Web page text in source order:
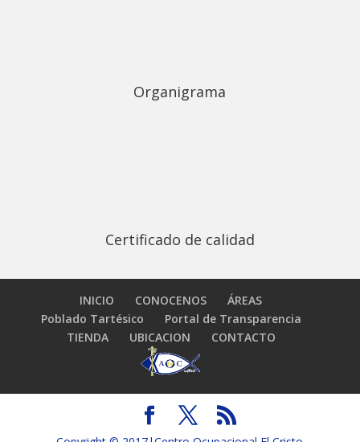
Organigrama
Certificado de calidad
INICIO CONOCENOS
ÁREAS
Poblado Tartésico
Portal de Transparencia
TIENDA
UBICACION CONTACTO